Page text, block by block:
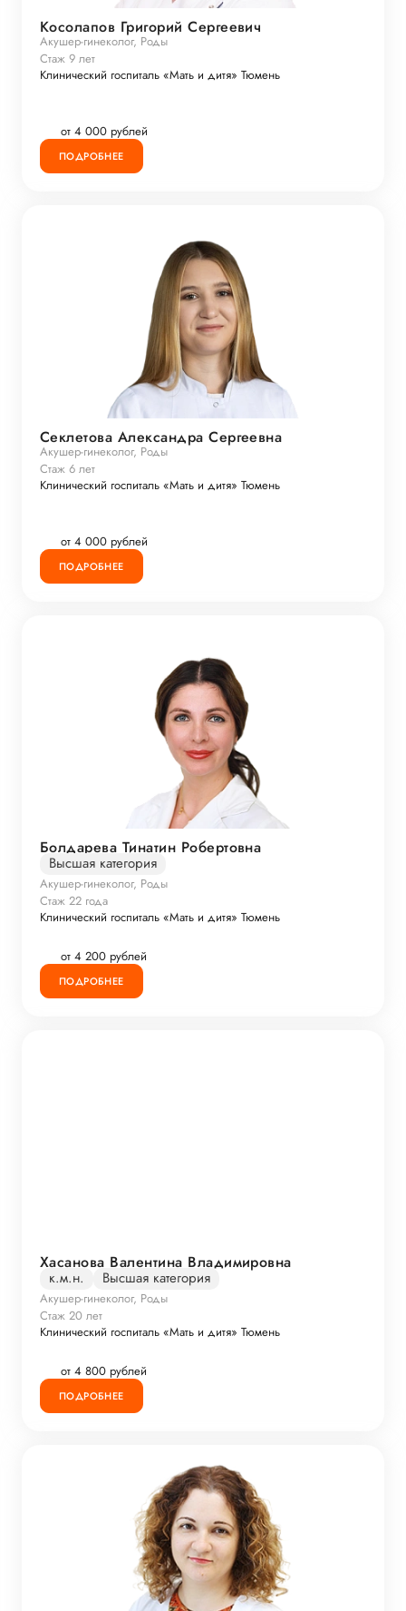
Косолапов Григорий Сергеевич
Акушер-гинеколог, Роды
Стаж 9 лет
Клинический госпиталь «Мать и дитя» Тюмень
от 4 000 рублей
ПОДРОБНЕЕ
Секлетова Александра Сергеевна
Акушер-гинеколог, Роды
Стаж 6 лет
Клинический госпиталь «Мать и дитя» Тюмень
от 4 000 рублей
ПОДРОБНЕЕ
Болдарева Тинатин Робертовна
Высшая категория
Акушер-гинеколог, Роды
Стаж 22 года
Клинический госпиталь «Мать и дитя» Тюмень
от 4 200 рублей
ПОДРОБНЕЕ
Хасанова Валентина Владимировна
к.м.н. Высшая категория
Акушер-гинеколог, Роды
Стаж 20 лет
Клинический госпиталь «Мать и дитя» Тюмень
от 4 800 рублей
ПОДРОБНЕЕ